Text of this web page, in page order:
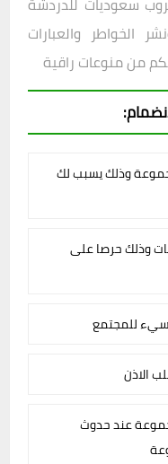
الخواطر والعبارات
من منوعات راقية
وذلك يسبب لك
وذلك حرصا على
للمجتمع
الاذن
عند حدوث